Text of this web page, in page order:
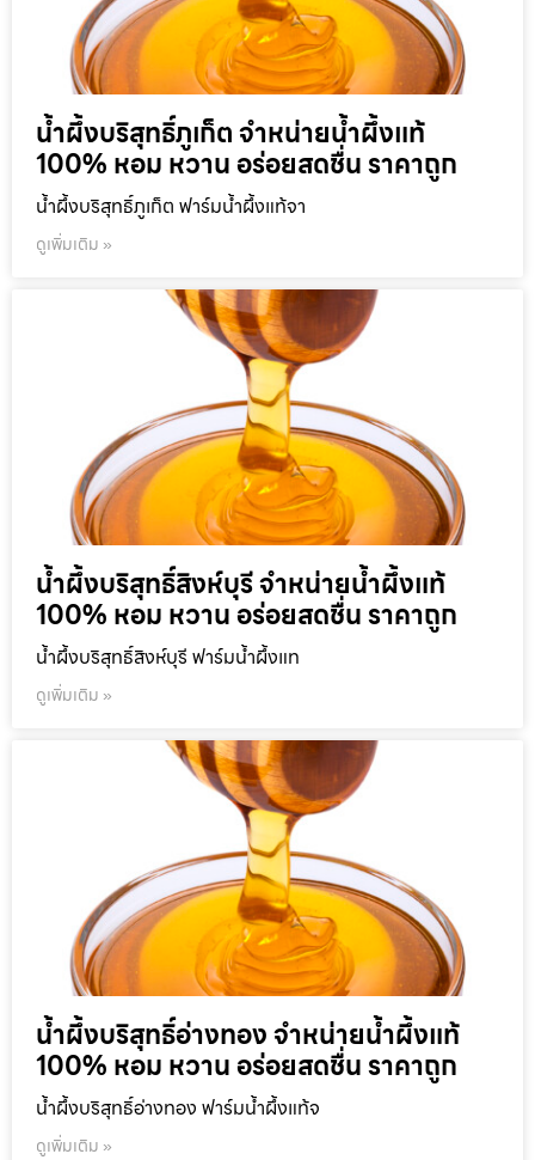
น้ำผึ้งบริสุทธิ์ภูเก็ต จำหน่ายน้ำผึ้งแท้
100% หอม หวาน อร่อยสดชื่น ราคาถูก
น้ำผึ้งบริสุทธิ์ภูเก็ต ฟาร์มน้ำผึ้งแท้จา
ดูเพิ่มเติม »
น้ำผึ้งบริสุทธิ์สิงห์บุรี จำหน่ายน้ำผึ้งแท้
100% หอม หวาน อร่อยสดชื่น ราคาถูก
น้ำผึ้งบริสุทธิ์สิงห์บุรี ฟาร์มน้ำผึ้งแท
ดูเพิ่มเติม »
น้ำผึ้งบริสุทธิ์อ่างทอง จำหน่ายน้ำผึ้งแท้
100% หอม หวาน อร่อยสดชื่น ราคาถูก
น้ำผึ้งบริสุทธิ์อ่างทอง ฟาร์มน้ำผึ้งแท้จ
ดูเพิ่มเติม »